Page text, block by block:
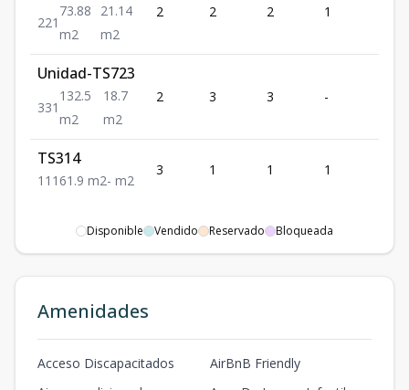
221
73.88
m2
21.14
m2
2 2 2 1
Unidad-TS723
331
132.5
m2
18.7
m2
2 3 3 -
TS314
1 1 1 61.9 m2- m2
3 1 1 1
Disponible Vendido Reservado Bloqueada
Amenidades
Acceso Discapacitados
AirBnB Friendly